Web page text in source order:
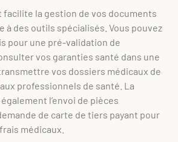
facilite la gestion de vos documents
à des outils spécialisés. Vous pouvez
pour une pré-validation de
vos garanties santé dans une
vos dossiers médicaux de
professionnels de santé. La
l’envoi de pièces
de carte de tiers payant pour
médicaux.